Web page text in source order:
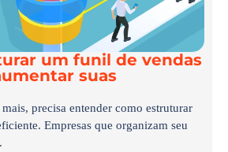
um funil de vendas
suas
precisa entender como estruturar
Empresas que organizam seu